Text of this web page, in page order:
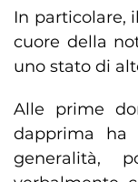
In particolare,
cuore della
uno stato di
Alle prime
dapprima
generalità,